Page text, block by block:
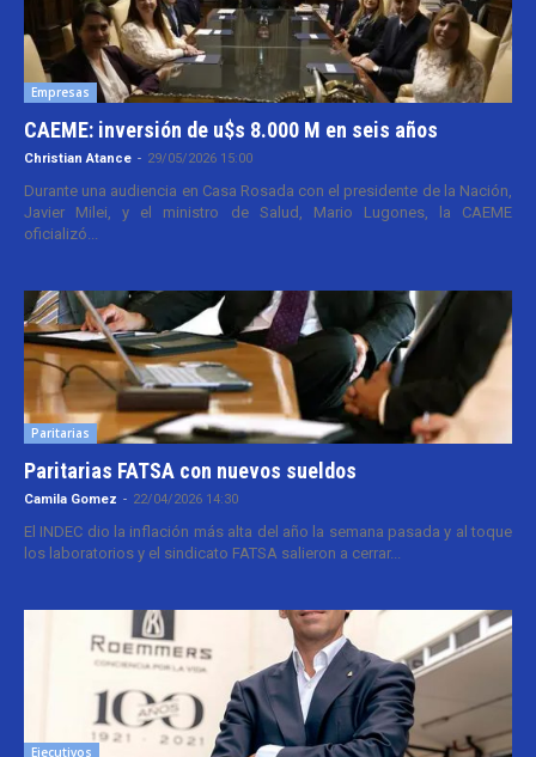
Empresas
CAEME: inversión de u$s 8.000 M en seis años
Christian Atance - 29/05/2026 15:00
Durante una audiencia en Casa Rosada con el presidente de la Nación,
Javier Milei, y el ministro de Salud, Mario Lugones, la CAEME
oficializó...
Paritarias
Paritarias FATSA con nuevos sueldos
Camila Gomez - 22/04/2026 14:30
El INDEC dio la inflación más alta del año la semana pasada y al toque
los laboratorios y el sindicato FATSA salieron a cerrar...
Ejecutivos